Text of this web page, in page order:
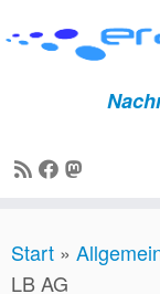
Inhalt
springen
Start »
LB AG